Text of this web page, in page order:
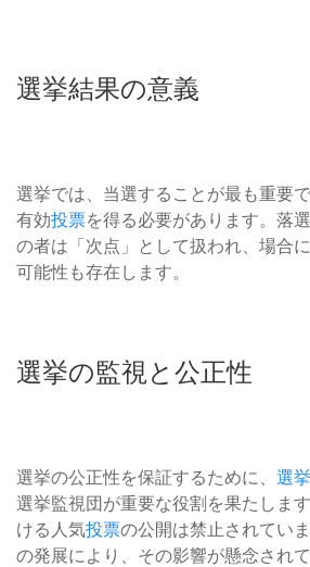
選挙結果の意義
選挙では、当選することが最も重要
有効投票を得る必要があります。落
の者は「次点」として扱われ、場合
可能性も存在します。
選挙の監視と公正性
選挙の公正性を保証するために、 選
選挙監視団が重要な役割を果たします
ける人気投票の公開は禁止されてい
の発展により、その影響が懸念されて